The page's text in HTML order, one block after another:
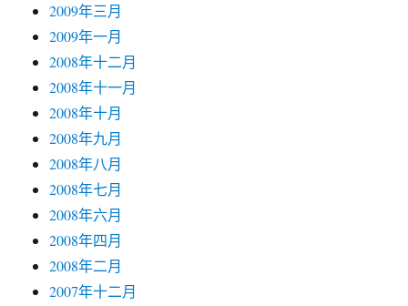
2009年三月
2009年一月
2008年十二月
2008年十一月
2008年十月
2008年九月
2008年八月
2008年七月
2008年六月
2008年四月
2008年二月
2007年十二月